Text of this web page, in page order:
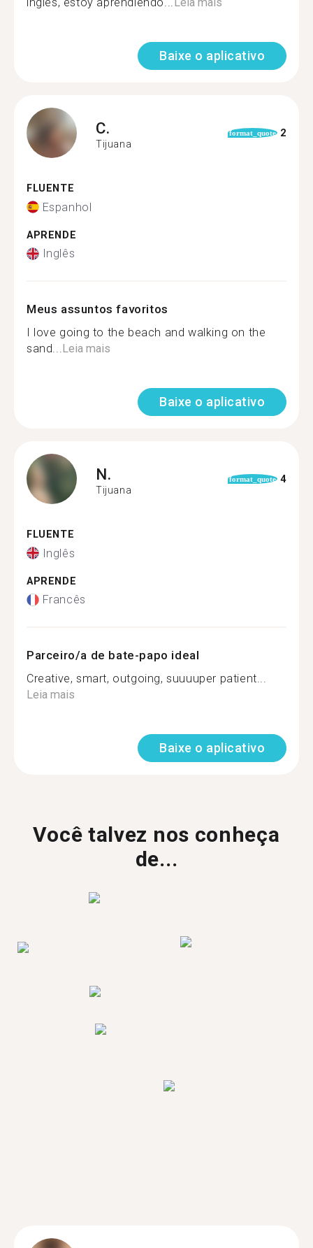
Baixe o aplicativo
C.
Tijuana
format_quote 2
FLUENTE
Espanhol
APRENDE
Inglês
Meus assuntos favoritos
I love going to the beach and walking on the
sand...Leia mais
Baixe o aplicativo
N.
Tijuana
format_quote 4
FLUENTE
Inglês
APRENDE
Francês
Parceiro/a de bate-papo ideal
Creative, smart, outgoing, suuuuper patient...
Leia mais
Baixe o aplicativo
Você talvez nos conheça
de...